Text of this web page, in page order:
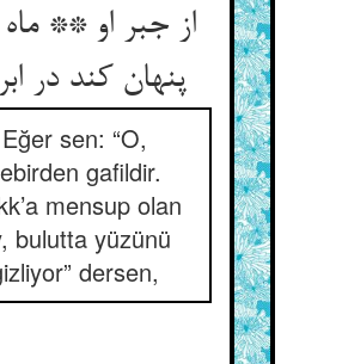
از جبر او **
پنهان کند در
Eğer sen: “O,
gafildir.
mensup olan
bulutta yüzünü
dersen,